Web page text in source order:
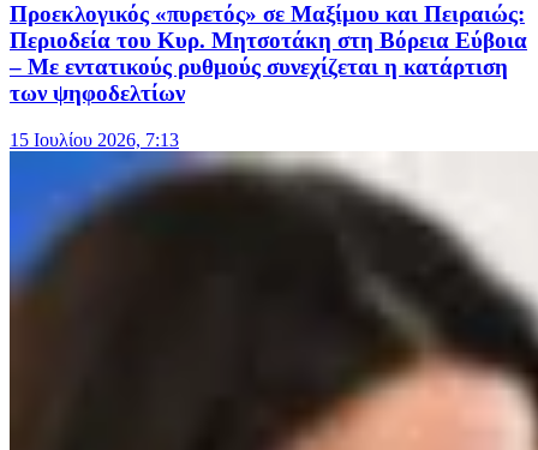
Προεκλογικός «πυρετός» σε Μαξίμου και Πειραιώς:
Περιοδεία του Κυρ. Μητσοτάκη στη Βόρεια Εύβοια
– Με εντατικούς ρυθμούς συνεχίζεται η κατάρτιση
των ψηφοδελτίων
15 Ιουλίου 2026, 7:13